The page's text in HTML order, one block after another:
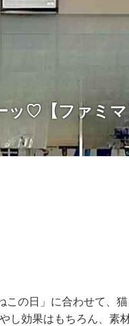
ッ♡【ファミ
の日」に合わせて、
し効果はもちろん、素